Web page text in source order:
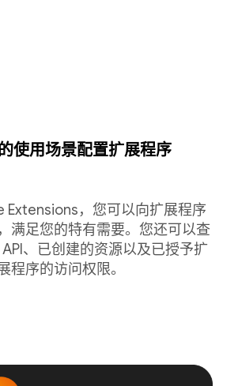
使用场景配置扩展程序
Extensions，您可以向扩展程序
满足您的特有需要。您还可以查
、已创建的资源以及已授予扩
程序的访问权限。